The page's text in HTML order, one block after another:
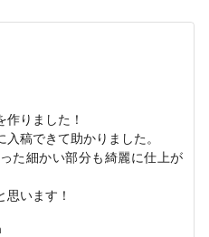
りました！
稿できて助かりました。
た細かい部分も綺麗に仕上が
います！